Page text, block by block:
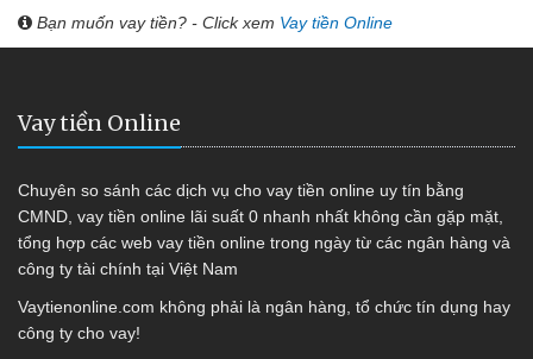
Bạn muốn vay tiền? - Click xem Vay tiền Online
Vay tiền Online
Chuyên so sánh các dịch vụ cho vay tiền online uy tín bằng
CMND, vay tiền online lãi suất 0 nhanh nhất không cần gặp mặt,
tổng hợp các web vay tiền online trong ngày từ các ngân hàng và
công ty tài chính tại Việt Nam
Vaytienonline.com không phải là ngân hàng, tổ chức tín dụng hay
công ty cho vay!